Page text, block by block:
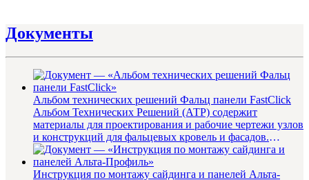
Документы
Альбом технических решений Фальц панели FastClick
Альбом Технических Решений (АТР) содержит
материалы для проектирования и рабочие чертежи узлов
и конструкций для фальцевых кровель и фасадов.
Содержание: 1. ...
Инструкция по монтажу сайдинга и панелей Альта-